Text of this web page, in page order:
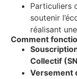
Particuliers
soutenir
réalisant
Comment
Collectif
Versement